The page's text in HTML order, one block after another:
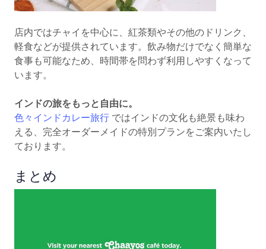
店内ではチャイを中心に、紅茶類やその他のドリンク、
軽食などが提供されています。飲み物だけでなく簡単な
食事も可能なため、時間帯を問わず利用しやすくなって
います。
インドの旅をもっと自由に。
色々インドカレー旅行 ではインドの文化も絶景も味わ
える、完全オーダーメイドの特別プランをご案内いたし
ております。
まとめ